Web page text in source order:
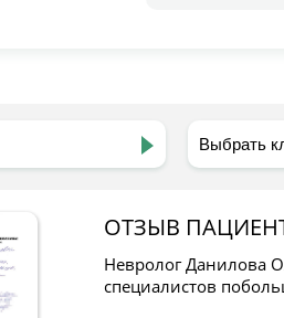
ОТЗЫВ
Невролог Данилова
специалистов